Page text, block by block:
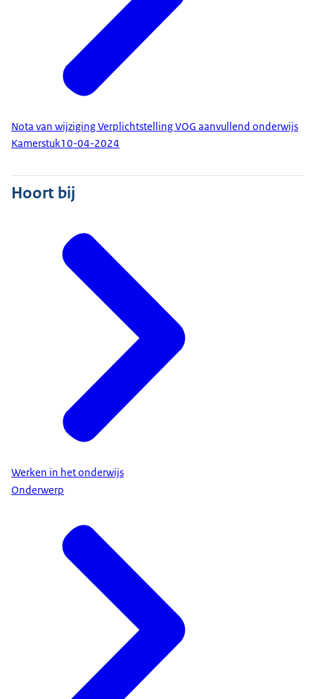
Nota van wijziging Verplichtstelling VOG aanvullend onderwijs
Kamerstuk10-04-2024
Hoort bij
Werken in het onderwijs
Onderwerp